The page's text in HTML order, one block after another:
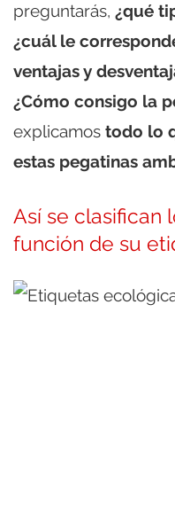
preguntarás, ¿qué
¿cuál le
ventajas y
¿Cómo consigo la
explicamos todo lo
estas pegatinas
Así se clasifican
función de su